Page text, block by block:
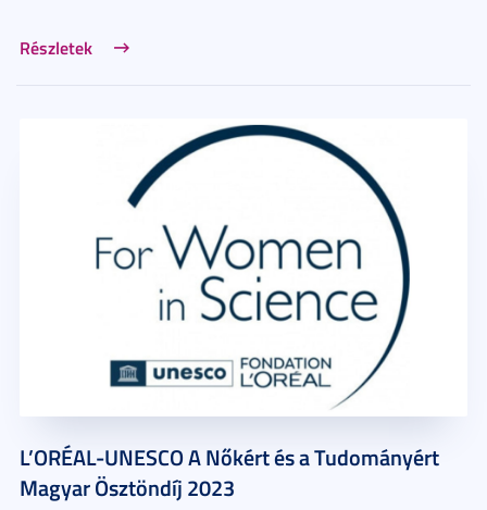
Részletek
L’ORÉAL-UNESCO A Nőkért és a Tudományért
Magyar Ösztöndíj 2023